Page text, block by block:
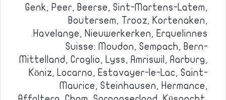
Genk, Peer, Beerse, Sint-Martens-Latem,
Boutersem, Trooz, Kortenaken,
Havelange, Nieuwerkerken, Erquelinnes.
Suisse: Moudon, Sempach, Bern-
Mittelland, Croglio, Lyss, Amriswil, Aarburg,
Köniz, Locarno, Estavayer-le-Lac, Saint-
Maurice, Steinhausen, Hermance,